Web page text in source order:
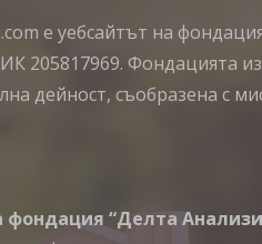
e уебсайтът на
205817969. Фондацията
дейност, съобразена с
фондация “Делта